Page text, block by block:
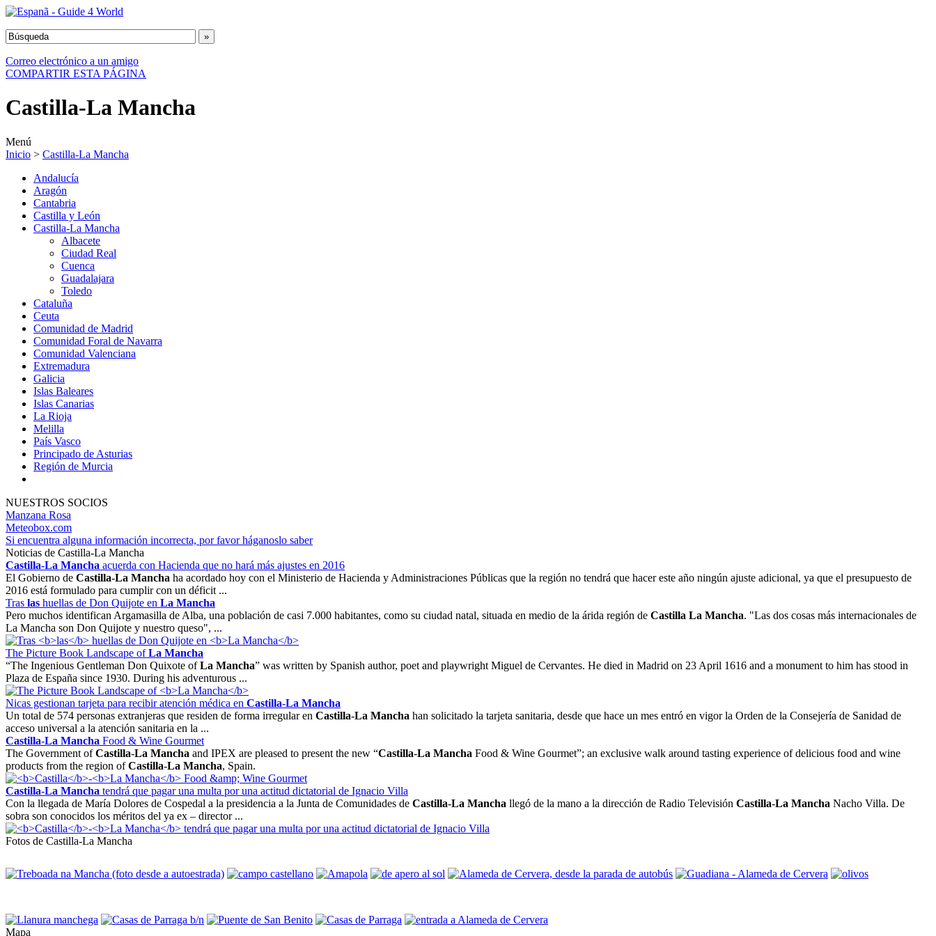
Correo electrónico a un amigo
COMPARTIR ESTA PÁGINA
Castilla-La Mancha
Menú
Inicio > Castilla-La Mancha
Andalucía
Aragón
Cantabria
Castilla y León
Castilla-La Mancha
Albacete
Ciudad Real
Cuenca
Guadalajara
Toledo
Cataluña
Ceuta
Comunidad de Madrid
Comunidad Foral de Navarra
Comunidad Valenciana
Extremadura
Galicia
Islas Baleares
Islas Canarias
La Rioja
Melilla
País Vasco
Principado de Asturias
Región de Murcia
NUESTROS SOCIOS
Manzana Rosa
Meteobox.com
Si encuentra alguna información incorrecta, por favor háganoslo saber
Noticias de Castilla-La Mancha
Castilla-La Mancha acuerda con Hacienda que no hará más ajustes en 2016
El Gobierno de Castilla-La Mancha ha acordado hoy con el Ministerio de Hacienda y Administraciones Públicas que la región no tendrá que hacer este año ningún ajuste adicional, ya que el presupuesto de
2016 está formulado para cumplir con un déficit ...
Tras las huellas de Don Quijote en La Mancha
Pero muchos identifican Argamasilla de Alba, una población de casi 7.000 habitantes, como su ciudad natal, situada en medio de la árida región de Castilla La Mancha. "Las dos cosas más internacionales de
La Mancha son Don Quijote y nuestro queso", ...
The Picture Book Landscape ofLa Mancha
“The Ingenious Gentleman Don Quixote ofLa Mancha” was written by Spanish author, poet and playwright Miguel de Cervantes. He died in Madrid on 23 April 1616 and a monument to him has stood in
Plaza de España since 1930. During his adventurous ...
Nicas gestionan tarjeta para recibir atención médica en Castilla-La Mancha
Un total de 574 personas extranjeras que residen de forma irregular en Castilla-La Mancha han solicitado la tarjeta sanitaria, desde que hace un mes entró en vigor la Orden de la Consejería de Sanidad de
acceso universal a la atención sanitaria en la ...
Castilla-La Mancha Food & Wine Gourmet
The Government ofCastilla-La Mancha and IPEX are pleased to present the new “Castilla-La Mancha Food & Wine Gourmet”; an exclusive walk around tasting experience of delicious food and wine
products from the region ofCastilla-La Mancha, Spain.
Castilla-La Mancha tendrá que pagar una multa por una actitud dictatorial de Ignacio Villa
Con la llegada de María Dolores de Cospedal a la presidencia a la Junta de Comunidades de Castilla-La Mancha llegó de la mano a la dirección de Radio Televisión Castilla-La Mancha Nacho Villa. De
sobra son conocidos los méritos del ya ex – director ...
Fotos de Castilla-La Mancha
Mapa